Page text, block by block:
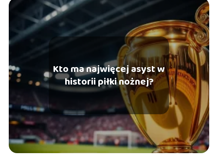
Kto ma najwięcej asyst w
historii piłki nożnej?